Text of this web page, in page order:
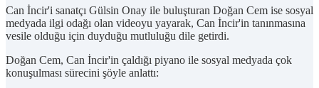
Can İncir'i sanatçı Gülsin Onay ile buluşturan Doğan Cem ise sosyal
medyada ilgi odağı olan videoyu yayarak, Can İncir'in tanınmasına
vesile olduğu için duyduğu mutluluğu dile getirdi.
Doğan Cem, Can İncir'in çaldığı piyano ile sosyal medyada çok
konuşulması sürecini şöyle anlattı: